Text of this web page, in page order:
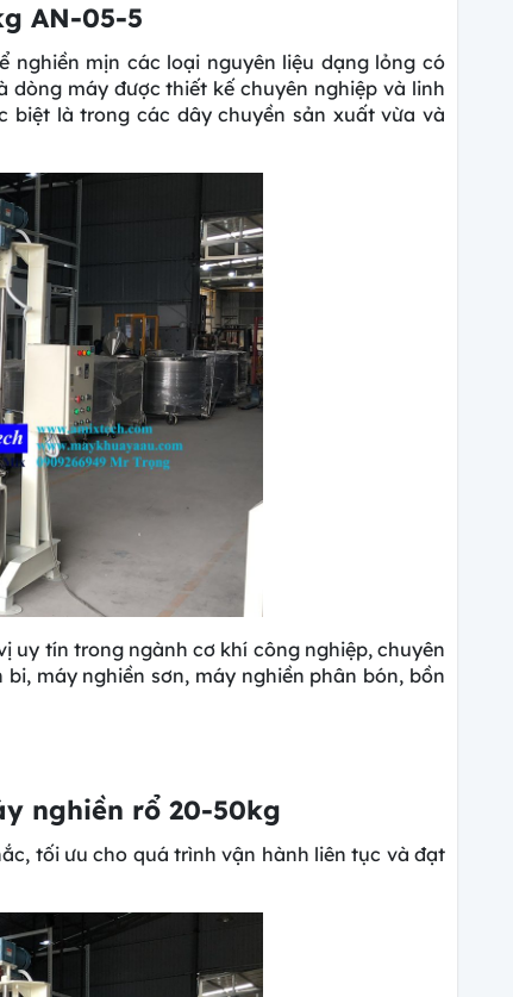
AN-05-5
nghiền mịn các loại nguyên liệu dạng lỏng có
máy được thiết kế chuyên nghiệp và linh
biệt là trong các dây chuyền sản xuất vừa và
uy tín trong ngành cơ khí công nghiệp, chuyên
máy nghiền sơn, máy nghiền phân bón, bồn
nghiền rổ 20-50kg
tối ưu cho quá trình vận hành liên tục và đạt